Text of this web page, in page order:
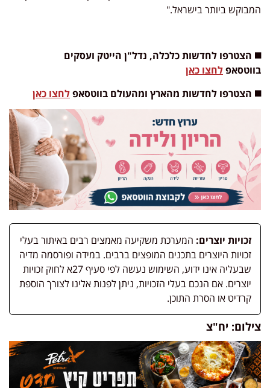
המבוקש ביותר בישראל."
◼️ הצטרפו לחדשות כלכלה, נדל"ן הייטק ועסקים
בווטסאפלחצו כאן
◼️ הצטרפו לחדשות מהארץ ומהעולם בווטסאפלחצו כאן
זכויות יוצרים: המערכת משקיעה מאמצים רבים באיתור בעלי
זכויות היוצרים בתכנים המופצים ברבים. במידה ופורסמה מדיה
שבעליה אינו ידוע, השימוש נעשה לפי סעיף 27א לחוק זכויות
יוצרים. אם הנכם בעלי הזכויות, ניתן לפנות אלינו לצורך הוספת
קרדיט או הסרת התוכן.
צילום: יח"צ